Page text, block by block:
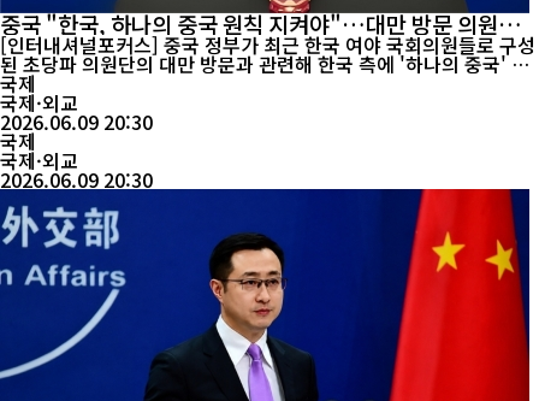
중국 "한국, 하나의 중국 원칙 지켜야"…대만 방문 의원단에
경고
[인터내셔널포커스] 중국 정부가 최근 한국 여야 국회의원들로 구성
된 초당파 의원단의 대만 방문과 관련해 한국 측에 '하나의 중국' 원
칙을 철저히 준수할 것을 촉구했다. 중국 외교부 린젠 대변인은 9일
정례브리핑에서 관련 질문을 받고 "한국이 한중관계의 큰 틀을 고려
해 기존 약속을 성실히 이행하고 하나의 중국 원칙을 확고하게 준수
국제
국제·외교
2026.06.09 20:30
국제
국제·외교
2026.06.09 20:30